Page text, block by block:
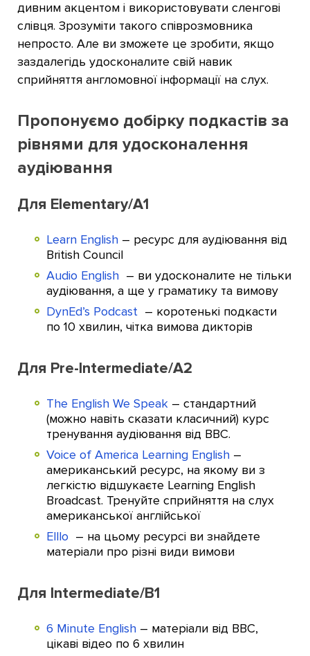
дивним акцентом і використовувати сленгові
слівця. Зрозуміти такого співрозмовника
непросто. Але ви зможете це зробити, якщо
заздалегідь удосконалите свій навик
сприйняття англомовної інформації на слух.
Пропонуємо добірку подкастів за
рівнями для удосконалення
аудіювання
Для Elementary/А1
Learn English – ресурс для аудіювання від
British Council
Audio English – ви удосконалите не тільки
аудіювання, а ще у граматику та вимову
DynEd’s Podcast – коротенькі подкасти
по 10 хвилин, чітка вимова дикторів
Для Pre-Intermediate/А2
The English We Speak – стандартний
(можно навіть сказати класичний) курс
тренування аудіювання від ВВС.
Voice of America Learning English –
американський ресурс, на якому ви з
легкістю відшукаєте Learning English
Broadcast. Тренуйте сприйняття на слух
американської англійської
Elllo – на цьому ресурсі ви знайдете
матеріали про різні види вимови
Для Intermediate/В1
6 Minute English – матеріали від BBC,
цікаві відео по 6 хвилин